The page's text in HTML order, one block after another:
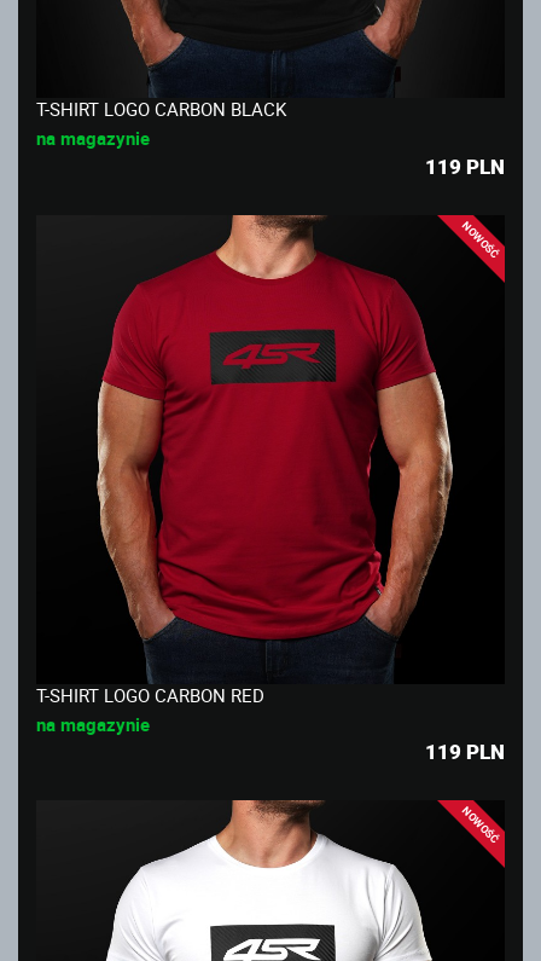
T-SHIRT LOGO CARBON BLACK
na magazynie
119 PLN
NOWOŚĆ
T-SHIRT LOGO CARBON RED
na magazynie
119 PLN
NOWOŚĆ